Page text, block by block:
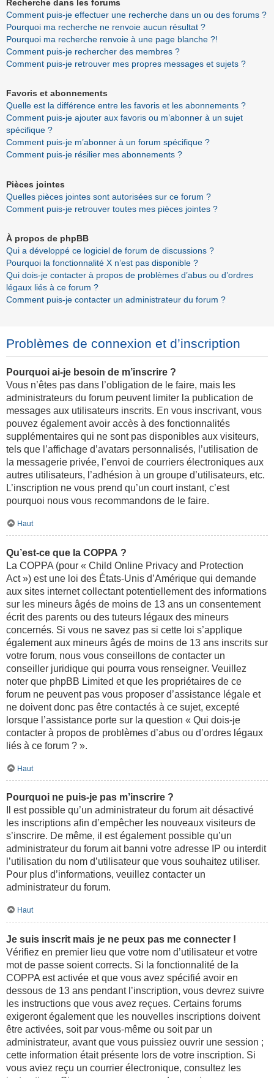
Recherche dans les forums
Comment puis-je effectuer une recherche dans un ou des forums ?
Pourquoi ma recherche ne renvoie aucun résultat ?
Pourquoi ma recherche renvoie à une page blanche ?!
Comment puis-je rechercher des membres ?
Comment puis-je retrouver mes propres messages et sujets ?
Favoris et abonnements
Quelle est la différence entre les favoris et les abonnements ?
Comment puis-je ajouter aux favoris ou m’abonner à un sujet
spécifique ?
Comment puis-je m’abonner à un forum spécifique ?
Comment puis-je résilier mes abonnements ?
Pièces jointes
Quelles pièces jointes sont autorisées sur ce forum ?
Comment puis-je retrouver toutes mes pièces jointes ?
À propos de phpBB
Qui a développé ce logiciel de forum de discussions ?
Pourquoi la fonctionnalité X n’est pas disponible ?
Qui dois-je contacter à propos de problèmes d’abus ou d’ordres
légaux liés à ce forum ?
Comment puis-je contacter un administrateur du forum ?
Problèmes de connexion et d’inscription
Pourquoi ai-je besoin de m’inscrire ?
Vous n’êtes pas dans l’obligation de le faire, mais les
administrateurs du forum peuvent limiter la publication de
messages aux utilisateurs inscrits. En vous inscrivant, vous
pouvez également avoir accès à des fonctionnalités
supplémentaires qui ne sont pas disponibles aux visiteurs,
tels que l’affichage d’avatars personnalisés, l’utilisation de
la messagerie privée, l’envoi de courriers électroniques aux
autres utilisateurs, l’adhésion à un groupe d’utilisateurs, etc.
L’inscription ne vous prend qu’un court instant, c’est
pourquoi nous vous recommandons de le faire.
Haut
Qu’est-ce que la COPPA ?
La COPPA (pour « Child Online Privacy and Protection
Act ») est une loi des États-Unis d’Amérique qui demande
aux sites internet collectant potentiellement des informations
sur les mineurs âgés de moins de 13 ans un consentement
écrit des parents ou des tuteurs légaux des mineurs
concernés. Si vous ne savez pas si cette loi s’applique
également aux mineurs âgés de moins de 13 ans inscrits sur
votre forum, nous vous conseillons de contacter un
conseiller juridique qui pourra vous renseigner. Veuillez
noter que phpBB Limited et que les propriétaires de ce
forum ne peuvent pas vous proposer d’assistance légale et
ne doivent donc pas être contactés à ce sujet, excepté
lorsque l’assistance porte sur la question « Qui dois-je
contacter à propos de problèmes d’abus ou d’ordres légaux
liés à ce forum ? ».
Haut
Pourquoi ne puis-je pas m’inscrire ?
Il est possible qu’un administrateur du forum ait désactivé
les inscriptions afin d’empêcher les nouveaux visiteurs de
s’inscrire. De même, il est également possible qu’un
administrateur du forum ait banni votre adresse IP ou interdit
l’utilisation du nom d’utilisateur que vous souhaitez utiliser.
Pour plus d’informations, veuillez contacter un
administrateur du forum.
Haut
Je suis inscrit mais je ne peux pas me connecter !
Vérifiez en premier lieu que votre nom d’utilisateur et votre
mot de passe soient corrects. Si la fonctionnalité de la
COPPA est activée et que vous avez spécifié avoir en
dessous de 13 ans pendant l’inscription, vous devrez suivre
les instructions que vous avez reçues. Certains forums
exigeront également que les nouvelles inscriptions doivent
être activées, soit par vous-même ou soit par un
administrateur, avant que vous puissiez ouvrir une session ;
cette information était présente lors de votre inscription. Si
vous aviez reçu un courrier électronique, consultez les